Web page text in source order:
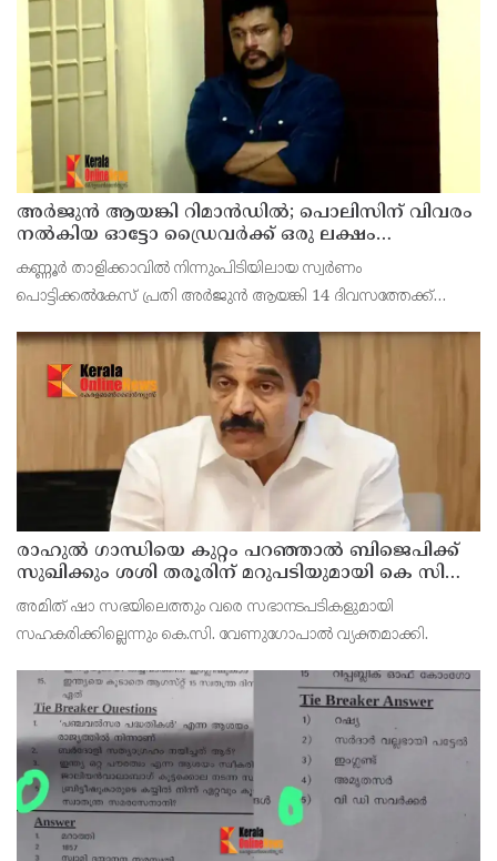
അര്‍ജുന്‍ ആയങ്കി റിമാന്‍ഡില്‍; പൊലിസിന് വിവരം
നൽകിയ ഓട്ടോ ഡ്രൈവർക്ക് ഒരു ലക്ഷം
പാരിതോഷികം നൽകുമെന്ന് മന്ത്രി
കണ്ണൂർ താളിക്കാവിൽ നിന്നുംപിടിയിലായ സ്വർണം
പൊട്ടിക്കൽകേസ് പ്രതി അര്‍ജുന്‍ ആയങ്കി 14 ദിവസത്തേക്ക്
മജിസ്‌ട്രേറ്റാണ് റിമാൻഡ് ചെയ്തത് പ്രതിയെ തലശേരി സബ്
ജയില
രാഹുല്‍ ഗാന്ധിയെ കുറ്റം പറഞ്ഞാല്‍ ബിജെപിക്ക്
സുഖിക്കും ശശി തരൂരിന് മറുപടിയുമായി കെ സി
വേണുഗോപാല്‍
അമിത് ഷാ സഭയിലെത്തും വരെ സഭാനടപടികളുമായി
സഹകരിക്കില്ലെന്നും കെ.സി. വേണുഗോപാല്‍ വ്യക്തമാക്കി.